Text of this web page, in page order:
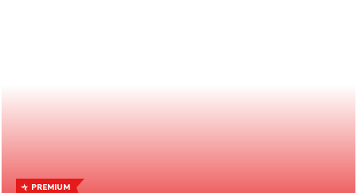
PREMIUM